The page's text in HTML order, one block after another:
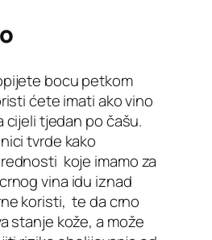
bocu petkom
ćete imati ako vino
cijeli tjedan po čašu.
tvrde kako
koje imamo za
vina idu iznad
koristi, te da crno
stanje kože, a može